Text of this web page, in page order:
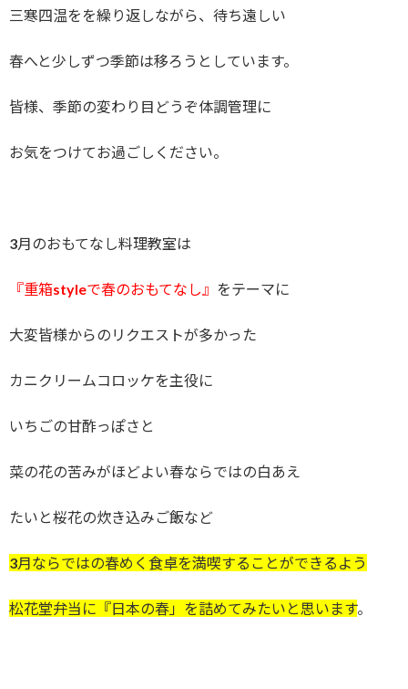
三寒四温をを繰り返しながら、待ち遠しい
春へと少しずつ季節は移ろうとしています。
皆様、季節の変わり目どうぞ体調管理に
お気をつけてお過ごしください。
3月のおもてなし料理教室は
『重箱styleで春のおもてなし』 をテーマに
大変皆様からのリクエストが多かった
カニクリームコロッケを主役に
いちごの甘酢っぽさと
菜の花の苦みがほどよい春ならではの白あえ
たいと桜花の炊き込みご飯など
3月ならではの春めく食卓を満喫することができるよう
松花堂弁当に『日本の春」を詰めてみたいと思います。